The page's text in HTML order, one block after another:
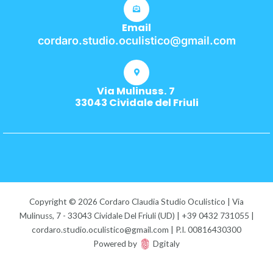
Email
cordaro.studio.oculistico@gmail.com
Via Mulinuss. 7
33043 Cividale del Friuli
Copyright © 2026 Cordaro Claudia Studio Oculistico | Via
Mulinuss, 7 - 33043 Cividale Del Friuli (UD) | +39 0432 731055 |
cordaro.studio.oculistico@gmail.com | P.I. 00816430300
Powered by
Dgitaly